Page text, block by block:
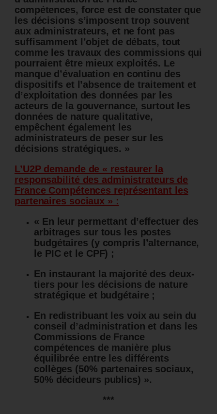
compétences, force est de constater que
les décisions s’imposent trop souvent
aux administrateurs, et ne font pas
suffisamment l’objet de débats, tout
comme les travaux des commissions qui
pourraient être mieux exploités. Le
manque d’évaluation en continu des
dispositifs et l’absence de traitement et
d’exploitation des données par les
acteurs de la gouvernance, surtout les
données de nature qualitative,
empêchent également les
administrateurs de peser sur les
décisions stratégiques. »
L’U2P demande de « restaurer la
responsabilité des administrateurs de
France Compétences représentant les
partenaires sociaux » :
« En leur permettant d’effectuer des
arbitrages sur tous les postes
budgétaires (y compris l’alternance,
le PIC et le CPF) ;
En instaurant la majorité des deux-
tiers pour les décisions de nature
stratégique et budgétaire ;
En redistribuant les voix au sein du
conseil d’administration et dans les
Commissions de France
compétences de manière plus
équilibrée entre les différents
collèges (50% partenaires sociaux,
50% décideurs publics) ».
***